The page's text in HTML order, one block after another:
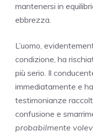
mantenersi in
ebbrezza.
L’uomo,
condizione, ha
più serio. Il
immediatamente e
testimonianze
confusione e
probabilmente